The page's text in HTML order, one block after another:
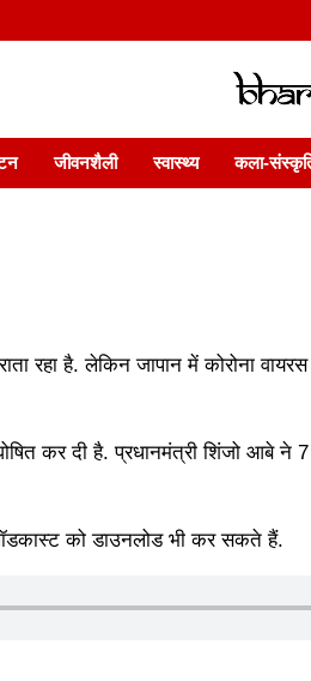
और फ़ीचर. भारत बोलेगा हिंदी न्यूज़
जीवनशैली स्वास्थ्य कला-
रहा है. लेकिन जापान में कोरोना
कर दी है. प्रधानमंत्री शिंजो आबे
को डाउनलोड भी कर सकते हैं.